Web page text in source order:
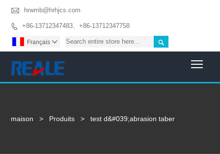
 hrwmb@hrhjcs.com
 +86-13712347483、+86-13712347758

Français 
maison > Produits > test d&#039;abrasion taber